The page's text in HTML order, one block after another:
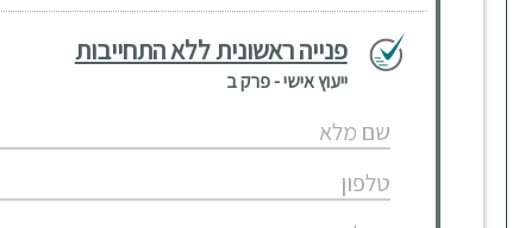
פנייה ראשונית ללא התחייבות
ייעוץ אישי - פרק ב